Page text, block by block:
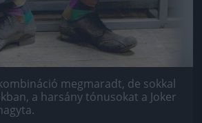
megmaradt, de sokkal
a harsány tónusokat a Joker